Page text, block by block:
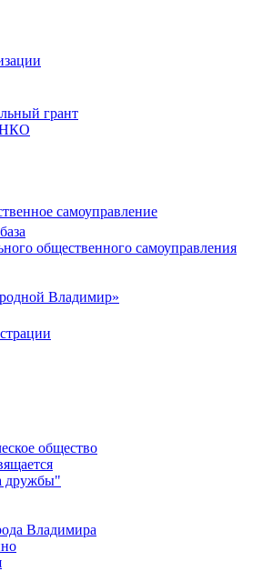
грант
НКО
самоуправление
общественного самоуправления
Владимир»
общество
дружбы"
Владимира